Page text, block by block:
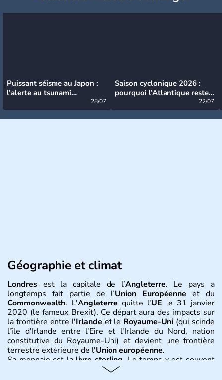
Puissant séisme au Japon :
l’alerte au tsunami
28/07
Saison cyclonique 2026 :
pourquoi l’Atlantique reste
22/07
Géographie et climat
Londres est la capitale de l’Angleterre. Le pays a
longtemps fait partie de l’Union Européenne et du
Commonwealth. L'Angleterre quitte l'UE le 31 janvier
2020 (le fameux Brexit). Ce départ aura des impacts sur
la frontière entre l'Irlande et le Royaume-Uni (qui scinde
l'île d'Irlande entre l'Eire et l'Irlande du Nord, nation
constitutive du Royaume-Uni) et devient une frontière
terrestre extérieure de l'Union européenne.
Sa monnaie est lalivre sterling . Le temps y est souvent
instable avec de nombreuses précipitations : il s’agit d’un